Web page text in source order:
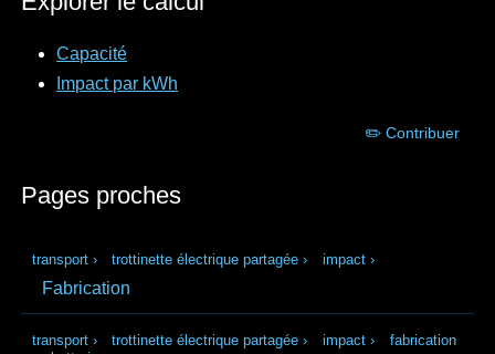
Capacité
Impact par kWh
✏️ Contribuer
Pages proches
transport › trottinette électrique partagée › impact ›
Fabrication
transport › trottinette électrique partagée › impact ›
fabrication